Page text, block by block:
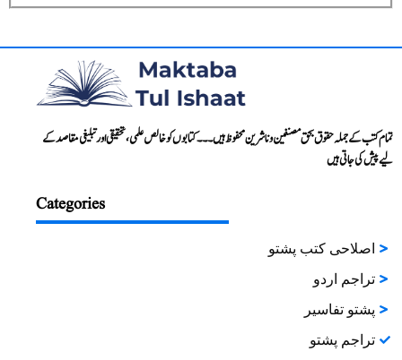
تمام کتب کے جملہ حقوق بحق مصنفین و ناشرین محفوظ ہیں۔۔۔ کتابوں کو خالص علمی، تحقیقی اور تبلیغی مقاصد کے
لیے پیش کی جاتی ہیں
Categories
اصلاحی کتب پشتو
تراجم اردو
پشتو تفاسیر
تراجم پشتو